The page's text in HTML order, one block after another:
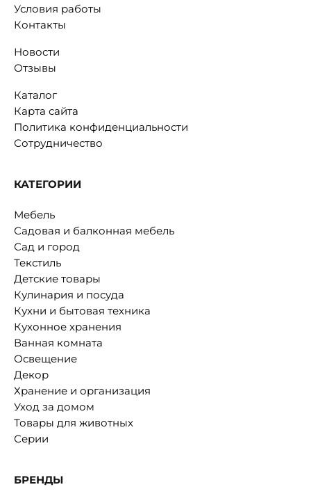
Условия работы
Контакты
Новости
Отзывы
Каталог
Карта сайта
Политика конфиденциальности
Сотрудничество
КАТЕГОРИИ
Мебель
Садовая и балконная мебель
Сад и город
Текстиль
Детские товары
Кулинария и посуда
Кухни и бытовая техника
Кухонное хранения
Ванная комната
Освещение
Декор
Хранение и организация
Уход за домом
Товары для животных
Серии
БРЕНДЫ